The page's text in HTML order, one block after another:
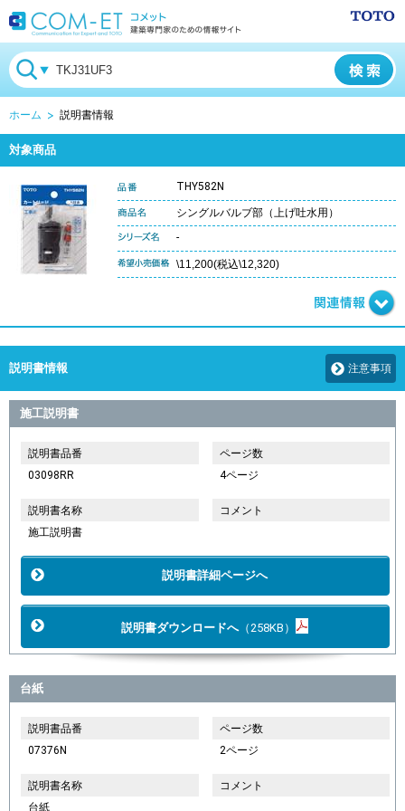
ホーム 説明書情報
対象商品
THY582N
シングルバルブ部（上げ吐水用）
-
\11,200(税込\12,320)
説明書情報 注意事項
施工説明書
説明書品番
03098RR
ページ数
4ページ
説明書名称
施工説明書
コメント
説明書詳細ページへ
説明書ダウンロードへ（258KB）
台紙
説明書品番
07376N
ページ数
2ページ
説明書名称
台紙
コメント